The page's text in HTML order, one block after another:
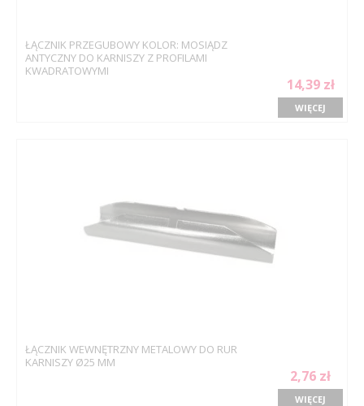
ŁĄCZNIK PRZEGUBOWY KOLOR: MOSIĄDZ
ANTYCZNY DO KARNISZY Z PROFILAMI
KWADRATOWYMI
14,39 zł
WIĘCEJ
ŁĄCZNIK WEWNĘTRZNY METALOWY DO RUR
KARNISZY Ø25 MM
2,76 zł
WIĘCEJ